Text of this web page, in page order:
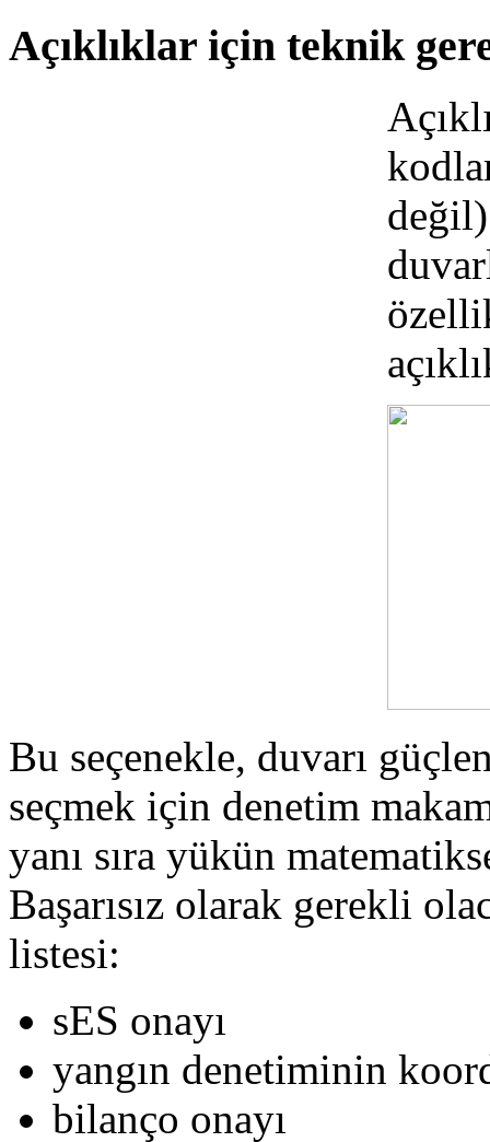
Açıklıklar için teknik
Bu seçenekle, duvarı
seçmek için denetim
yanı sıra yükün
Başarısız olarak gerekli
listesi:
sES onayı
yangın denetiminin
bilanço onayı